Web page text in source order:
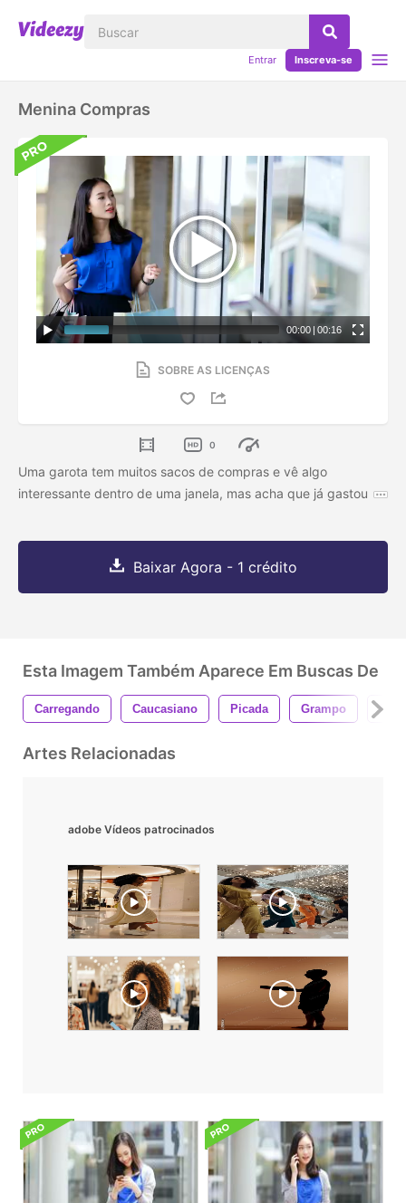
Entrar Inscreva-se
Menina Compras
00:00 | 00:16
SOBRE AS LICENÇAS
0
Uma garota tem muitos sacos de compras e vê algo
interessante dentro de uma janela, mas acha que já gastou
Baixar Agora - 1 crédito
Esta Imagem Também Aparece Em Buscas De
Carregando Caucasiano Picada Grampo
Artes Relacionadas
adobe Vídeos patrocinados